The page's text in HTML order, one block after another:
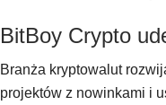
BitBoy Crypto
Branża kryptowalut
projektów z nowinkami i